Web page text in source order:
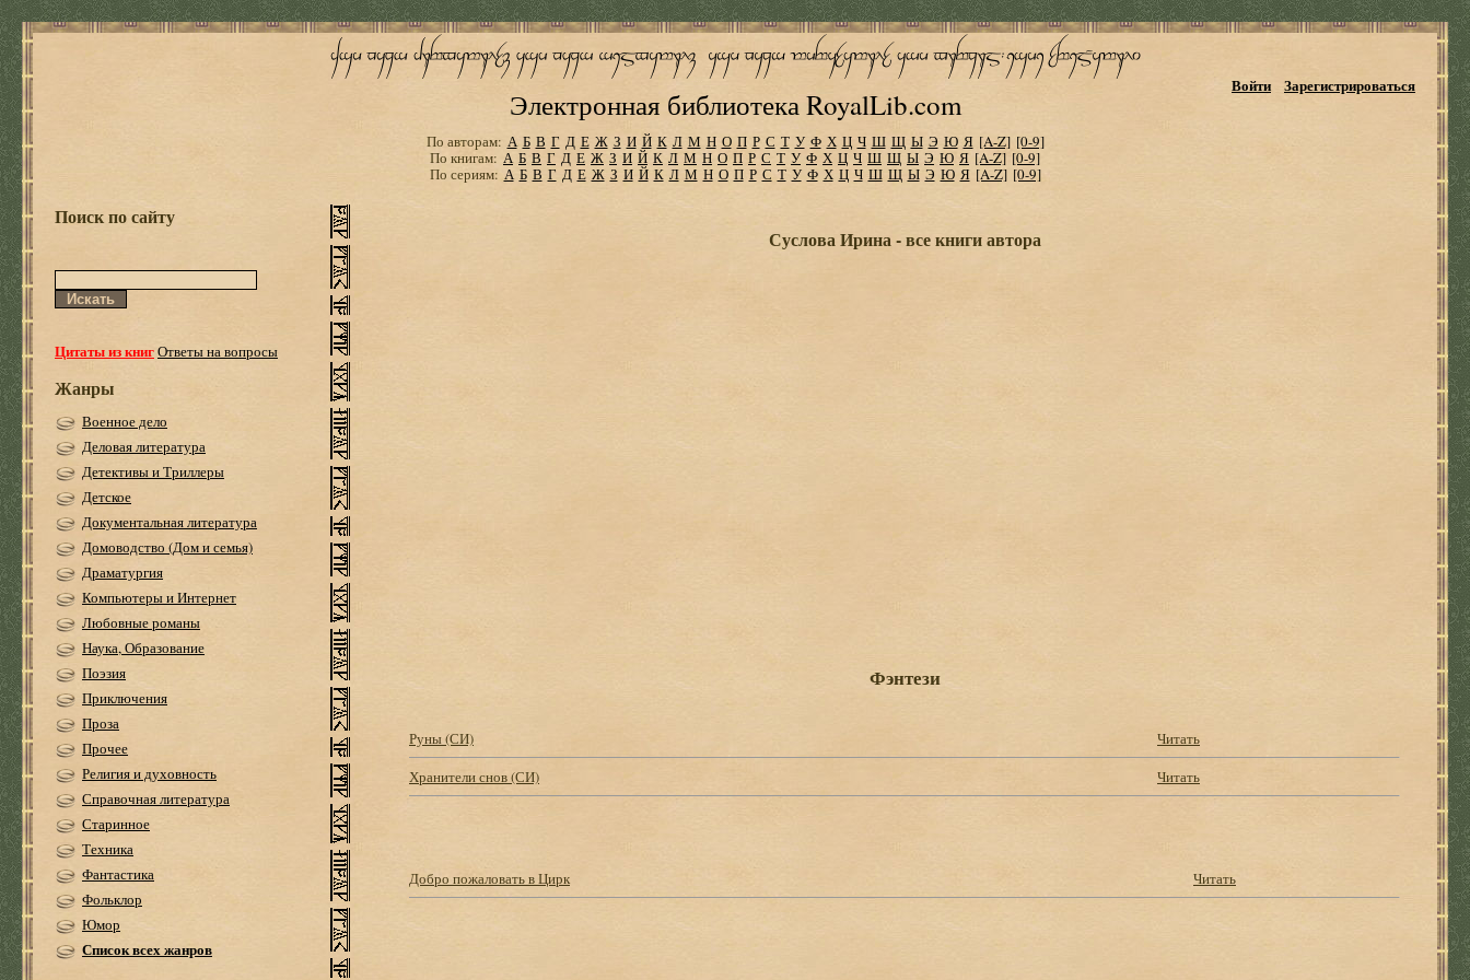
Электронная библиотека RoyalLib.com
Войти Зарегистрироваться
По авторам: А Б В Г Д Е Ж З И Й К Л М Н О П Р С Т У Ф Х Ц Ч Ш Щ Ы Э Ю Я [A-Z] [0-9]
По книгам: А Б В Г Д Е Ж З И Й К Л М Н О П Р С Т У Ф Х Ц Ч Ш Щ Ы Э Ю Я [A-Z] [0-9]
По сериям: А Б В Г Д Е Ж З И Й К Л М Н О П Р С Т У Ф Х Ц Ч Ш Щ Ы Э Ю Я [A-Z] [0-9]
Поиск по сайту
Цитаты из книгОтветы на вопросы
Жанры
Военное дело
Деловая литература
Детективы и Триллеры
Детское
Документальная литература
Домоводство (Дом и семья)
Драматургия
Компьютеры и Интернет
Любовные романы
Наука, Образование
Поэзия
Приключения
Проза
Прочее
Религия и духовность
Справочная литература
Старинное
Техника
Фантастика
Фольклор
Юмор
Список всех жанров
Суслова Ирина - все книги автора
Фэнтези
Руны (СИ)
Читать
Хранители снов (СИ)
Читать
Добро пожаловать в Цирк Читать